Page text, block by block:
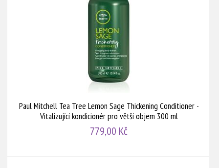
Paul Mitchell Tea Tree Lemon Sage Thickening Conditioner -
Vitalizující kondicionér pro větší objem 300 ml
779,00 Kč